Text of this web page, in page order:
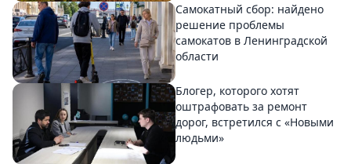
Самокатный сбор: найдено
решение проблемы
самокатов в Ленинградской
области
Блогер, которого хотят
оштрафовать за ремонт
дорог, встретился с «Новыми
людьми»